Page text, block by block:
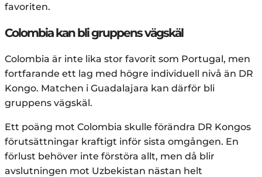
favoriten.
Colombia kan bli gruppens vägskäl
Colombia är inte lika stor favorit som Portugal, men
fortfarande ett lag med högre individuell nivå än DR
Kongo. Matchen i Guadalajara kan därför bli
gruppens vägskäl.
Ett poäng mot Colombia skulle förändra DR Kongos
förutsättningar kraftigt inför sista omgången. En
förlust behöver inte förstöra allt, men då blir
avslutningen mot Uzbekistan nästan helt